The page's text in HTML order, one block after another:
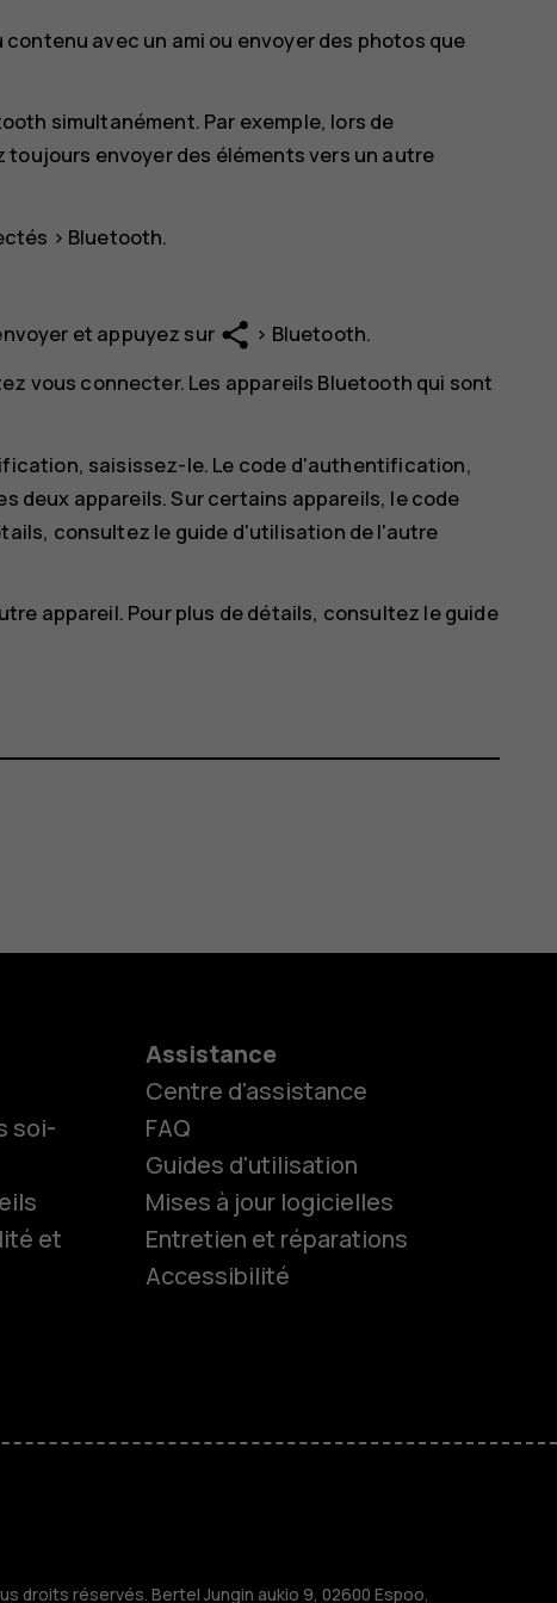
avec un ami ou envoyer des photos que
simultanément. Par exemple, lors de
envoyer des éléments vers un autre
> Bluetooth.
et appuyez sur share > Bluetooth.
vous connecter. Les appareils Bluetooth qui sont
saisissez-le. Le code d'authentification,
deux appareils. Sur certains appareils, le code
consultez le guide d'utilisation de l'autre
appareil. Pour plus de détails, consultez le guide
soi-
et
Assistance
Centre d'assistance
FAQ
Guides d'utilisation
Mises à jour logicielles
Entretien et réparations
Accessibilité
droits réservés. Bertel Jungin aukio 9, 02600 Espoo,